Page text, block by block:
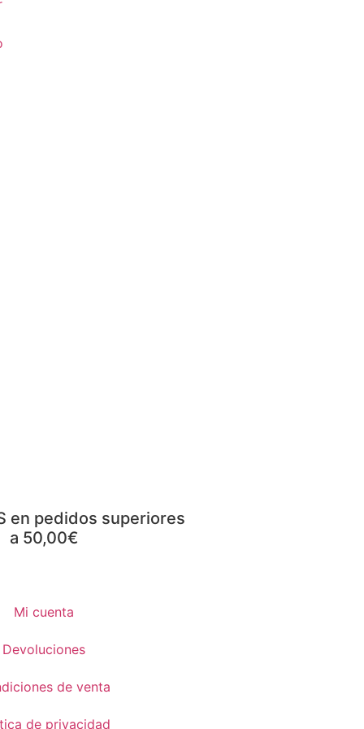
en pedidos superiores
a 50,00€
Mi cuenta
Devoluciones
de venta
de privacidad